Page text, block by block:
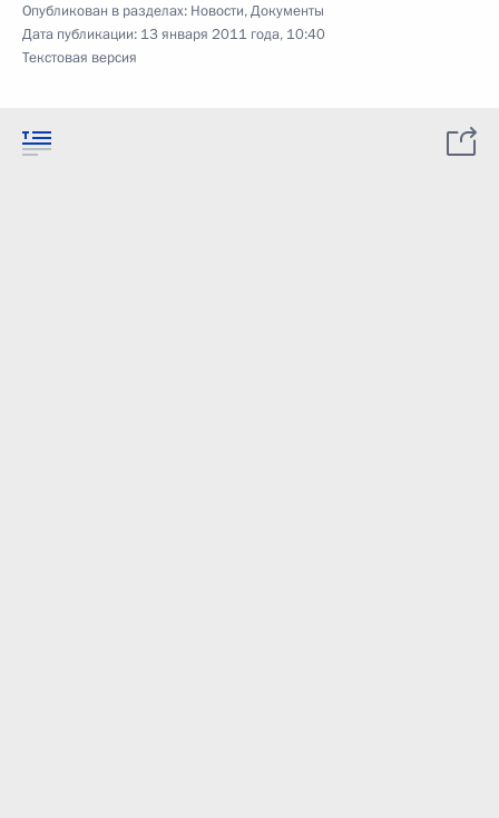
Опубликован в разделах: Новости,Документы
Дата публикации: 13 января 2011 года, 10:40
Текстовая версия